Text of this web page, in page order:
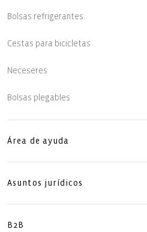
Bolsas refrigerantes
Cestas para bicicletas
Neceseres
Bolsas plegables
Área de ayuda
Asuntos jurídicos
B2B